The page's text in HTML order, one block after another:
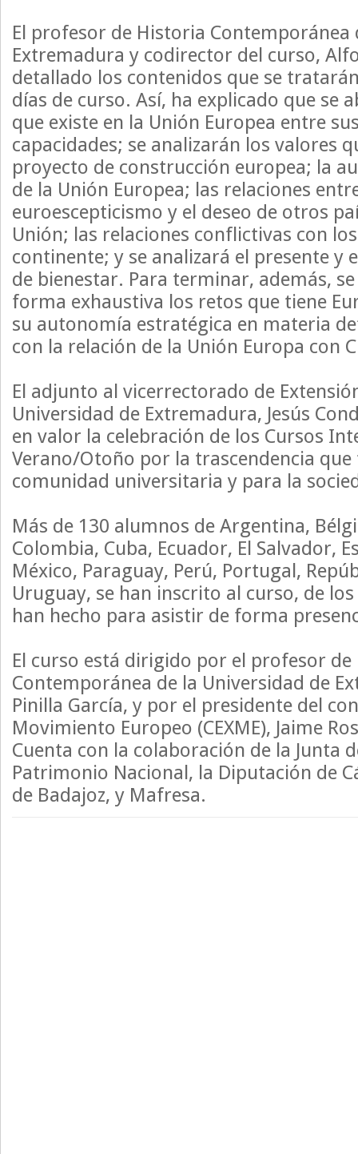
El profesor de Historia Contemporánea
Extremadura y codirector del curso,
detallado los contenidos que se
días de curso. Así, ha explicado que se
que existe en la Unión Europea entre
capacidades; se analizarán los valores
proyecto de construcción europea; la
de la Unión Europea; las relaciones
euroescepticismo y el deseo de otros
Unión; las relaciones conflictivas con
continente; y se analizará el presente y
de bienestar. Para terminar, además,
forma exhaustiva los retos que tiene
su autonomía estratégica en materia
con la relación de la Unión Europa con
El adjunto al vicerrectorado de
Universidad de Extremadura, Jesús
en valor la celebración de los Cursos
Verano/Otoño por la trascendencia
comunidad universitaria y para la
Más de 130 alumnos de Argentina,
Colombia, Cuba, Ecuador, El Salvador,
México, Paraguay, Perú, Portugal,
Uruguay, se han inscrito al curso, de
han hecho para asistir de forma
El curso está dirigido por el profesor
Contemporánea de la Universidad de
Pinilla García, y por el presidente del
Movimiento Europeo (CEXME), Jaime
Cuenta con la colaboración de la Junta
Patrimonio Nacional, la Diputación de
de Badajoz, y Mafresa.